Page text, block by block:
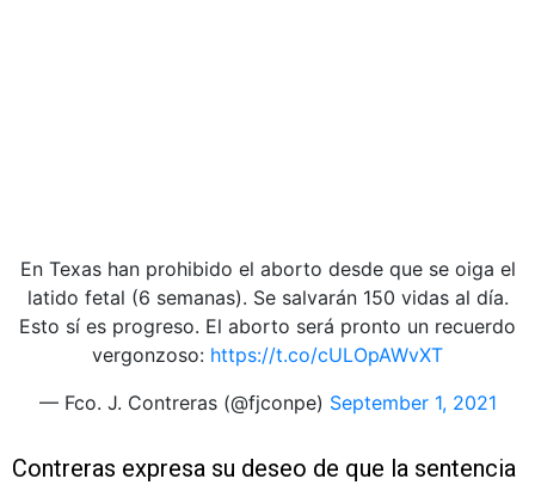
En Texas han prohibido el aborto desde que se oiga el
latido fetal (6 semanas). Se salvarán 150 vidas al día.
Esto sí es progreso. El aborto será pronto un recuerdo
vergonzoso: https://t.co/cULOpAWvXT
— Fco. J. Contreras (@fjconpe) September 1, 2021
Contreras expresa su deseo de que la sentencia